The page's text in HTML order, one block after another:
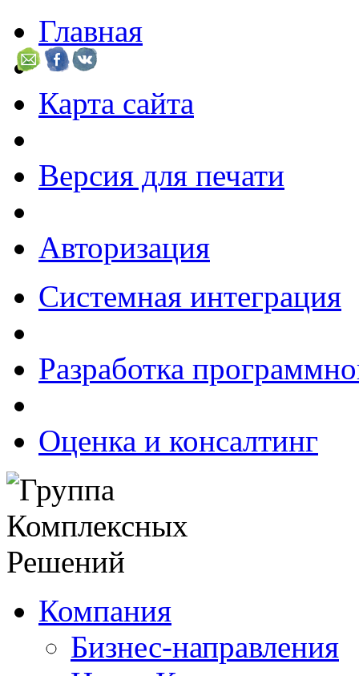
Главная
Карта сайта
Версия для печати
Авторизация
Системная интеграция
Разработка
Оценка и консалтинг
Компания
Бизнес-направления